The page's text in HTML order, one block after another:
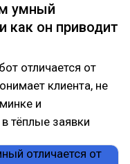
умный
как он приводит
отличается от
клиента, не
и
тёплые заявки